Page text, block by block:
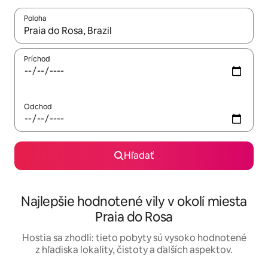
Poloha
Keď budú výsledky k dispozícii, môžete si ich prechádzať
Príchod
Odchod
Hľadať
Najlepšie hodnotené vily v okolí miesta
Praia do Rosa
Hostia sa zhodli: tieto pobyty sú vysoko hodnotené
z hľadiska lokality, čistoty a ďalších aspektov.